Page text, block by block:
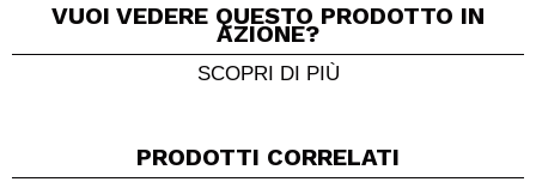
VUOI VEDERE QUESTO PRODOTTO IN
AZIONE?
SCOPRI DI PIÙ
PRODOTTI CORRELATI